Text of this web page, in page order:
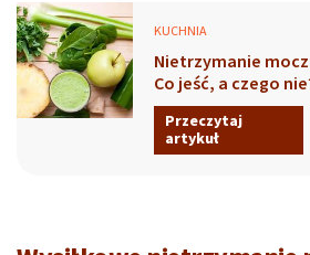
KUCHNIA
Nietrzymanie
Co jeść, a czego
Przeczytaj
artykuł